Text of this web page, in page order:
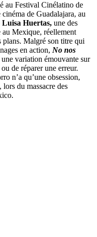
au Festival Cinélatino de
de Guadalajara, au
Luisa Huertas, une des
au Mexique, réellement
plans. Malgré son titre qui
en action, No nos
variation émouvante sur
de réparer une erreur.
n’a qu’une obsession,
du massacre des